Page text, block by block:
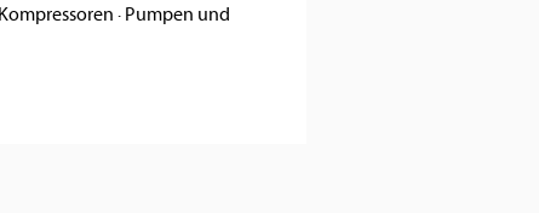
Kompressoren · Pumpen und